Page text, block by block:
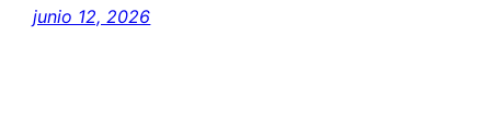
junio 12, 2026